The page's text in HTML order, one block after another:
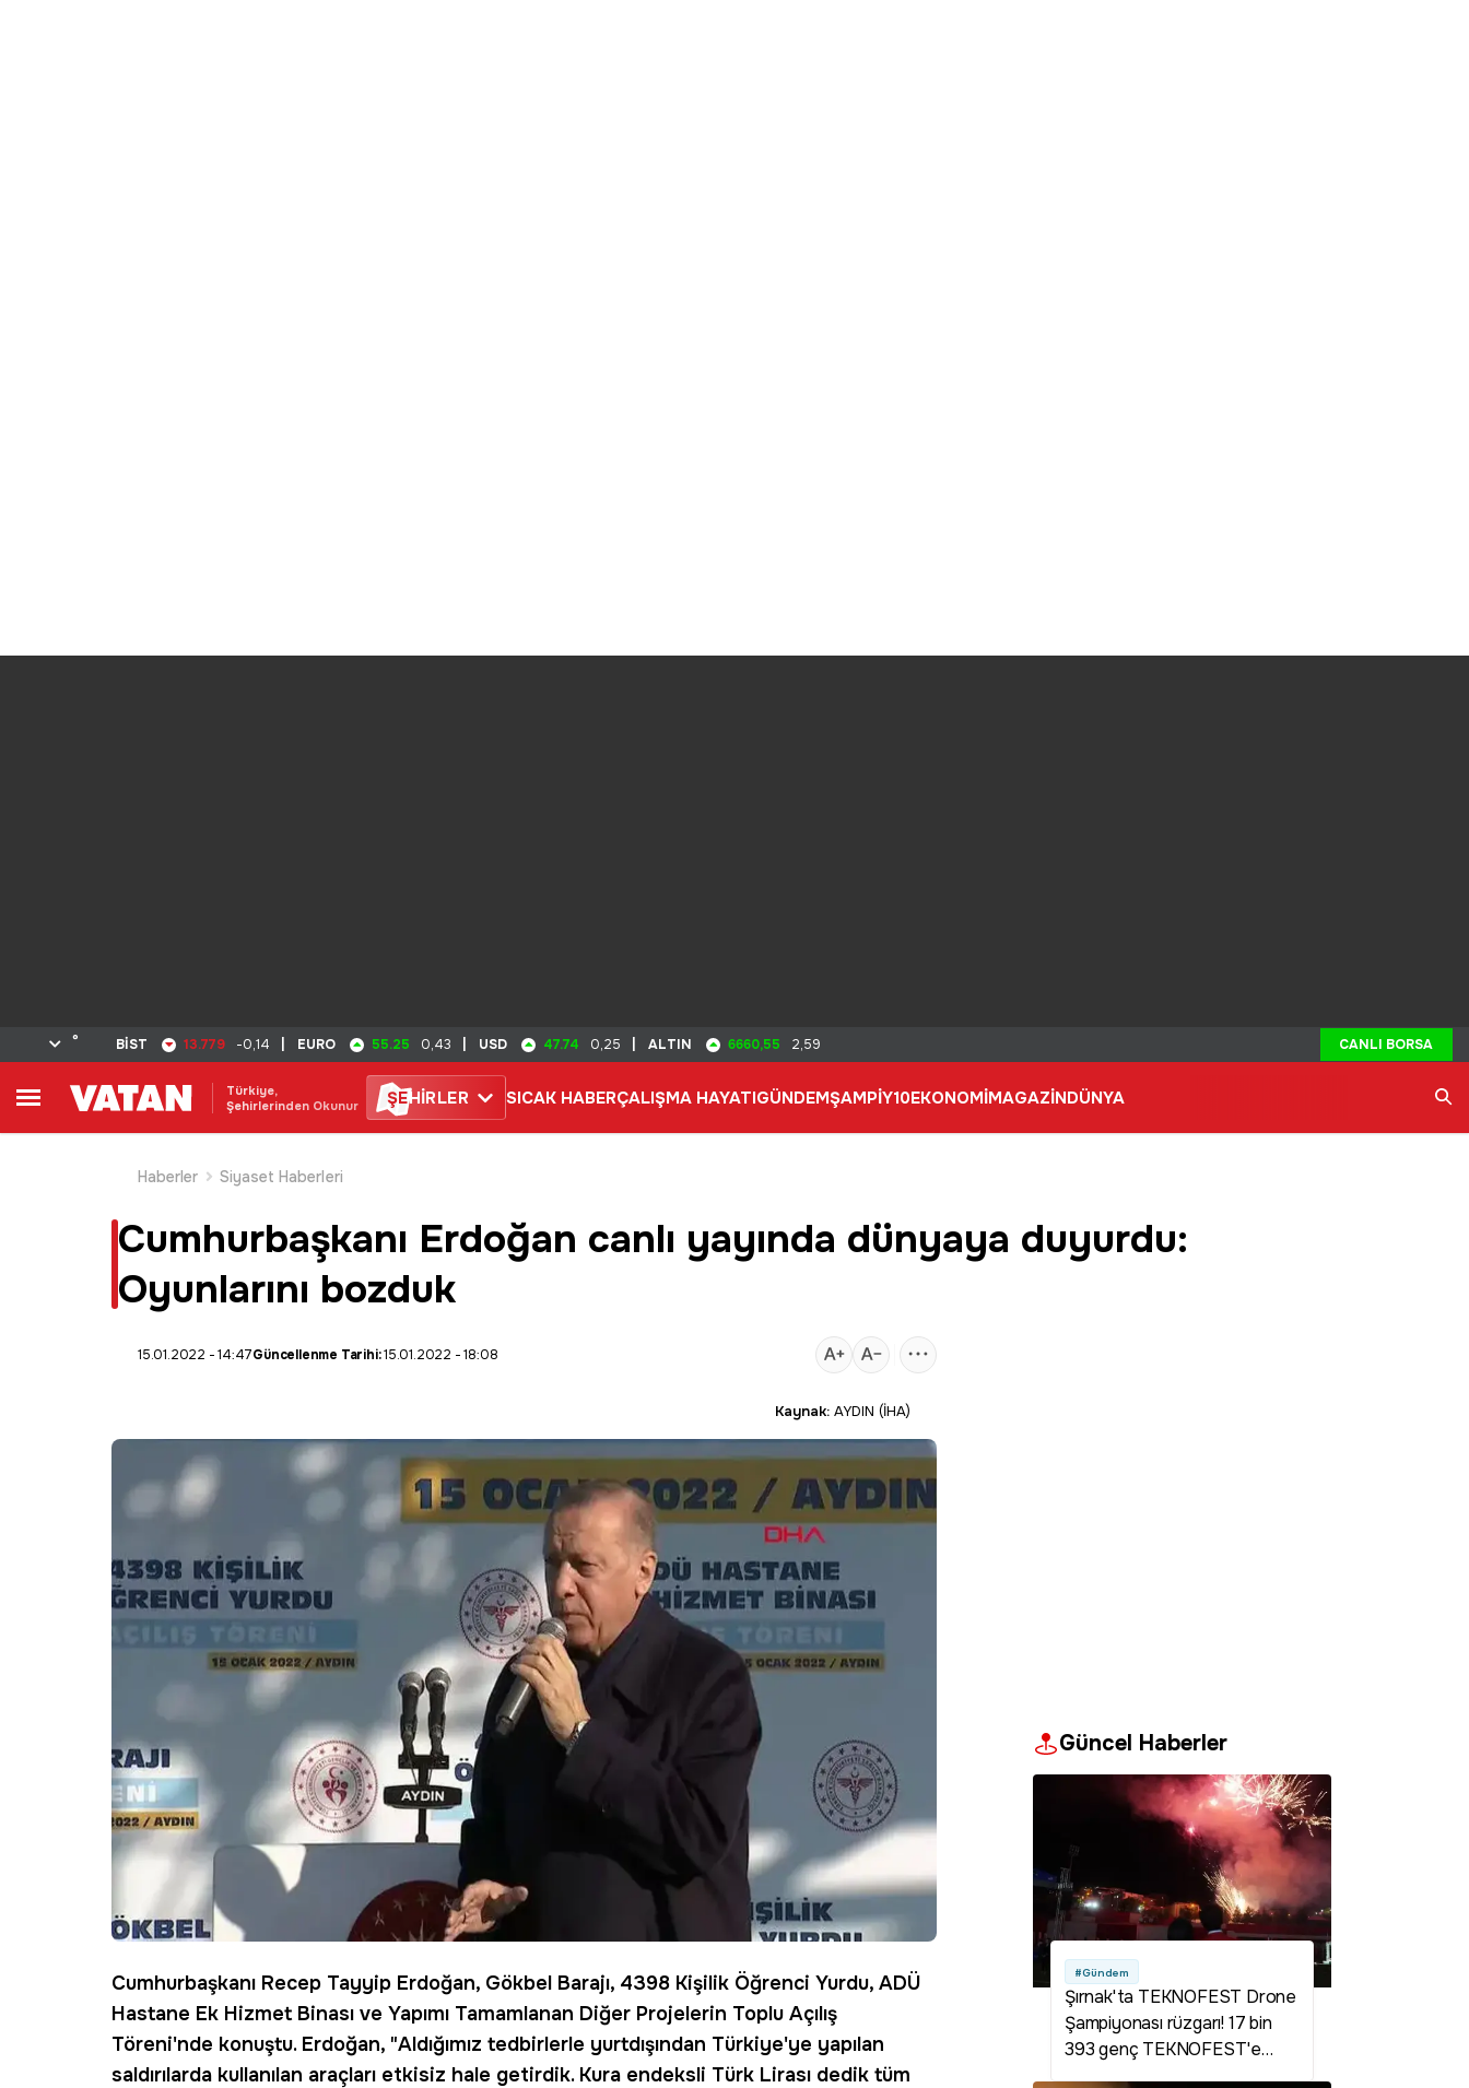
° BİST 13.779 -0,14 EURO 55.25 0,43 USD 47.74 0,25 ALTIN 6660,55 2,59 CANLI BORSA
Türkiye,
Şehirlerinden Okunur
ŞEHİRLER SICAK HABERÇALIŞMA HAYATIGÜNDEMŞAMPİY10EKONOMİMAGAZİNDÜNYA
Haberler
Siyaset Haberleri
Cumhurbaşkanı Erdoğan canlı yayında dünyaya duyurdu:
Oyunlarını bozduk
15.01.2022 - 14:47Güncellenme Tarihi:15.01.2022 - 18:08
Kaynak: AYDIN (İHA)
Cumhurbaşkanı Recep Tayyip Erdoğan, Gökbel Barajı, 4398 Kişilik Öğrenci Yurdu, ADÜ
Hastane Ek Hizmet Binası ve Yapımı Tamamlanan Diğer Projelerin Toplu Açılış
Töreni'nde konuştu. Erdoğan, "Aldığımız tedbirlerle yurtdışından Türkiye'ye yapılan
saldırılarda kullanılan araçları etkisiz hale getirdik. Kura endeksli Türk Lirası dedik tüm
Güncel Haberler
#Gündem
Şırnak'ta TEKNOFEST Drone
Şampiyonası rüzgarı! 17 bin
393 genç TEKNOFEST'e